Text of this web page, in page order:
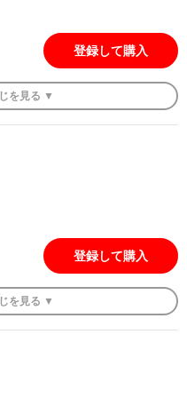
登録して購入
を 見る ▼
登録して購入
を 見る ▼